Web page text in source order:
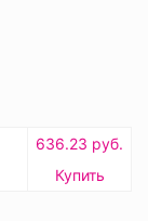
636.23 руб.
Купить